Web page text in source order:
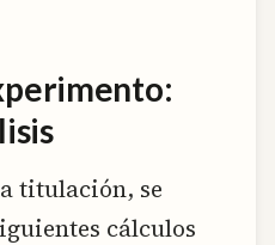
titulación, se
cálculos